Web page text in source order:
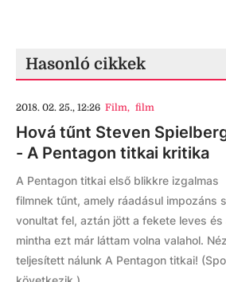
Hasonló cikkek
2018. 02. 25., 12:26 Film, film
Hová tűnt Steven
- A Pentagon titkai kritika
A Pentagon titkai első blikkre izgalmas
filmnek tűnt, amely ráadásul impozáns
vonultat fel, aztán jött a fekete leves és
mintha ezt már láttam volna valahol.
teljesített nálunk A Pentagon titkai!